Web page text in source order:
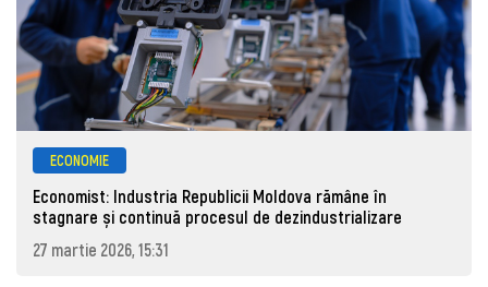
ECONOMIE
Economist: Industria Republicii Moldova rămâne în
stagnare și continuă procesul de dezindustrializare
27 martie 2026, 15:31